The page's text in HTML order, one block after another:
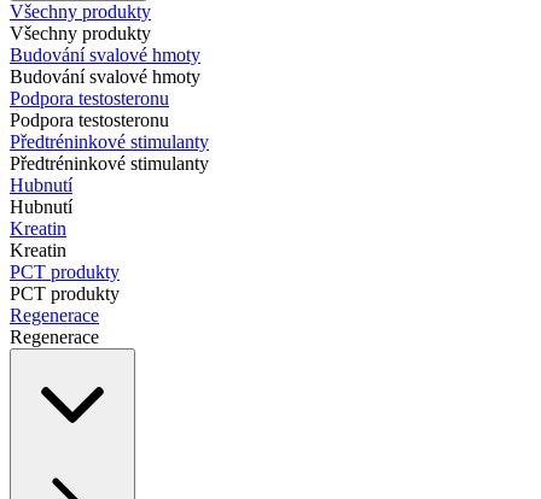
Všechny produkty
Všechny produkty
Budování svalové hmoty
Budování svalové hmoty
Podpora testosteronu
Podpora testosteronu
Předtréninkové stimulanty
Předtréninkové stimulanty
Hubnutí
Hubnutí
Kreatin
Kreatin
PCT produkty
PCT produkty
Regenerace
Regenerace